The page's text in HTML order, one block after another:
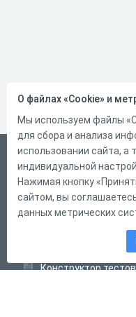
Русский
Справка
Форма обратной
Конструктор тестов
О файлах «Cookie» и
Мы используем файлы
для сбора и анализа
использовании сайта, а
индивидуальной
Нажимая кнопку
сайтом, вы
данных метрических